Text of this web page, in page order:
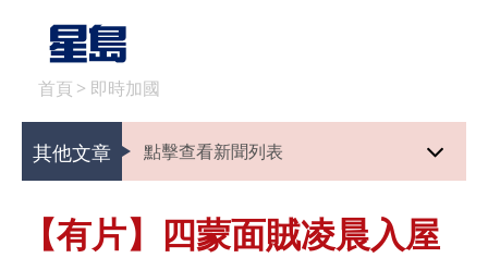
首頁 > 即時加國
其他文章 點擊查看新聞列表
【有片】四蒙面賊凌晨入屋